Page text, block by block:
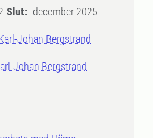
Slut: december 2025
Johan Bergstrand
Johan Bergstrand